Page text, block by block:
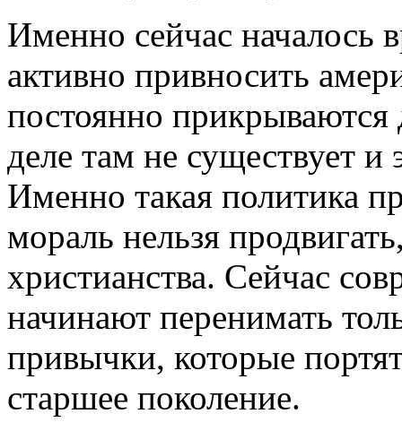
Именно сейчас началось
активно привносить
постоянно
деле там не существует и
Именно такая политика
мораль нельзя
христианства. Сейчас
начинают перенимать
привычки, которые
старшее поколение.